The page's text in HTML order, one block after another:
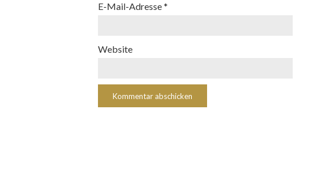
E-Mail-Adresse*
Website